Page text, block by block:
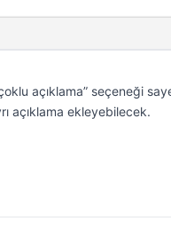
açıklama” seçeneği
açıklama ekleyebilecek.